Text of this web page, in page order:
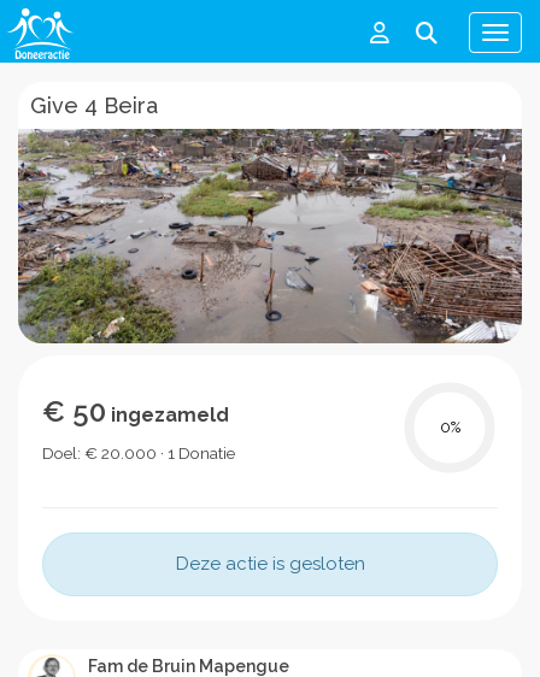
Menu
Give 4 Beira
€ 50 ingezameld
Doel: € 20.000 · 1 Donatie
0%
Deze actie is gesloten
Fam de Bruin Mapengue